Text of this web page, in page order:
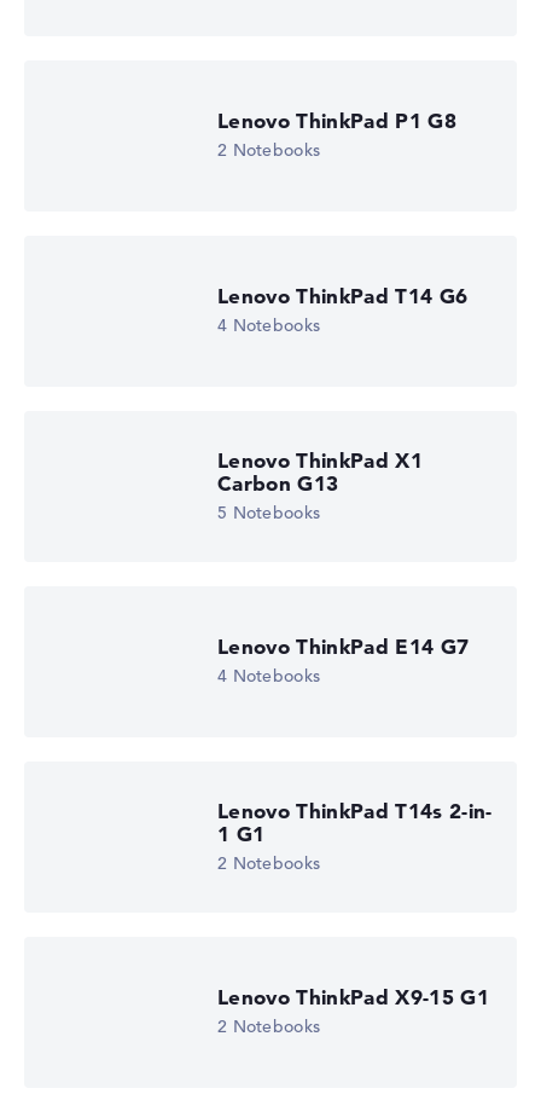
Lenovo ThinkPad P1 G8
2 Notebooks
Lenovo ThinkPad T14 G6
4 Notebooks
Lenovo ThinkPad X1
Carbon G13
5 Notebooks
Lenovo ThinkPad E14 G7
4 Notebooks
Lenovo ThinkPad T14s 2-in-
1 G1
2 Notebooks
Lenovo ThinkPad X9-15 G1
2 Notebooks